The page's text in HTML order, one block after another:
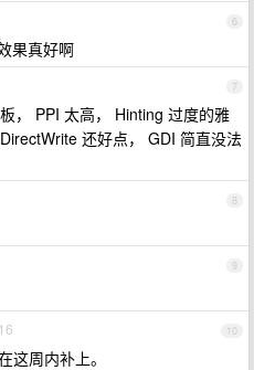
6
果真好啊
7
， PPI 太高， Hinting 过度的雅
还好点， GDI 简直没法
8
9
10
这周内补上。